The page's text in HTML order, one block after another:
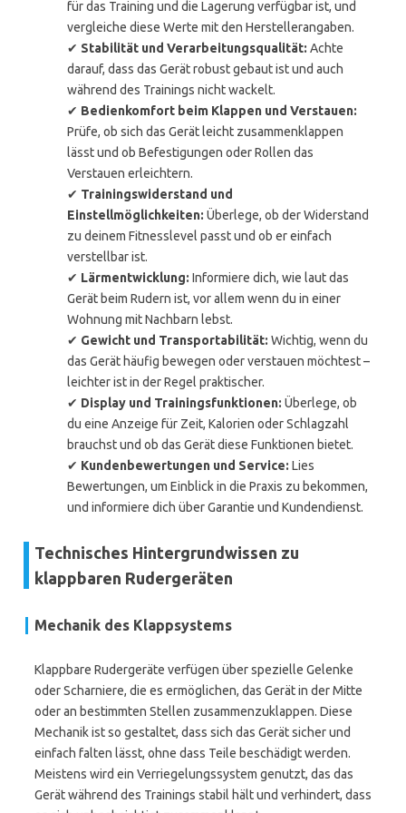
für das Training und die Lagerung verfügbar ist, und
vergleiche diese Werte mit den Herstellerangaben.
✔ Stabilität und Verarbeitungsqualität: Achte
darauf, dass das Gerät robust gebaut ist und auch
während des Trainings nicht wackelt.
✔ Bedienkomfort beim Klappen und Verstauen:
Prüfe, ob sich das Gerät leicht zusammenklappen
lässt und ob Befestigungen oder Rollen das
Verstauen erleichtern.
✔ Trainingswiderstand und
Einstellmöglichkeiten: Überlege, ob der Widerstand
zu deinem Fitnesslevel passt und ob er einfach
verstellbar ist.
✔ Lärmentwicklung: Informiere dich, wie laut das
Gerät beim Rudern ist, vor allem wenn du in einer
Wohnung mit Nachbarn lebst.
✔ Gewicht und Transportabilität: Wichtig, wenn du
das Gerät häufig bewegen oder verstauen möchtest –
leichter ist in der Regel praktischer.
✔ Display und Trainingsfunktionen: Überlege, ob
du eine Anzeige für Zeit, Kalorien oder Schlagzahl
brauchst und ob das Gerät diese Funktionen bietet.
✔ Kundenbewertungen und Service: Lies
Bewertungen, um Einblick in die Praxis zu bekommen,
und informiere dich über Garantie und Kundendienst.
Technisches Hintergrundwissen zu
klappbaren Rudergeräten
Mechanik des Klappsystems
Klappbare Rudergeräte verfügen über spezielle Gelenke
oder Scharniere, die es ermöglichen, das Gerät in der Mitte
oder an bestimmten Stellen zusammenzuklappen. Diese
Mechanik ist so gestaltet, dass sich das Gerät sicher und
einfach falten lässt, ohne dass Teile beschädigt werden.
Meistens wird ein Verriegelungssystem genutzt, das das
Gerät während des Trainings stabil hält und verhindert, dass